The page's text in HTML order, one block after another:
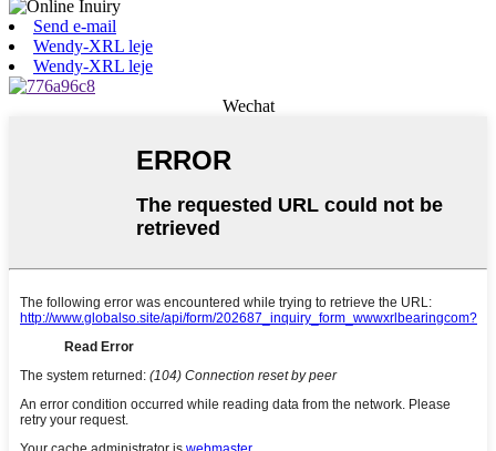
Send e-mail
Wendy-XRL leje
Wendy-XRL leje
Wechat